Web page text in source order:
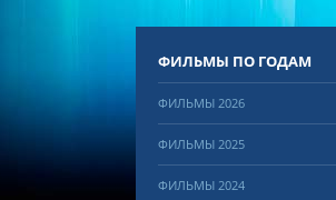
100
ФИЛЬМЫ ПО ГОДАМ
ФИЛЬМЫ 2026
ФИЛЬМЫ 2025
ФИЛЬМЫ 2024